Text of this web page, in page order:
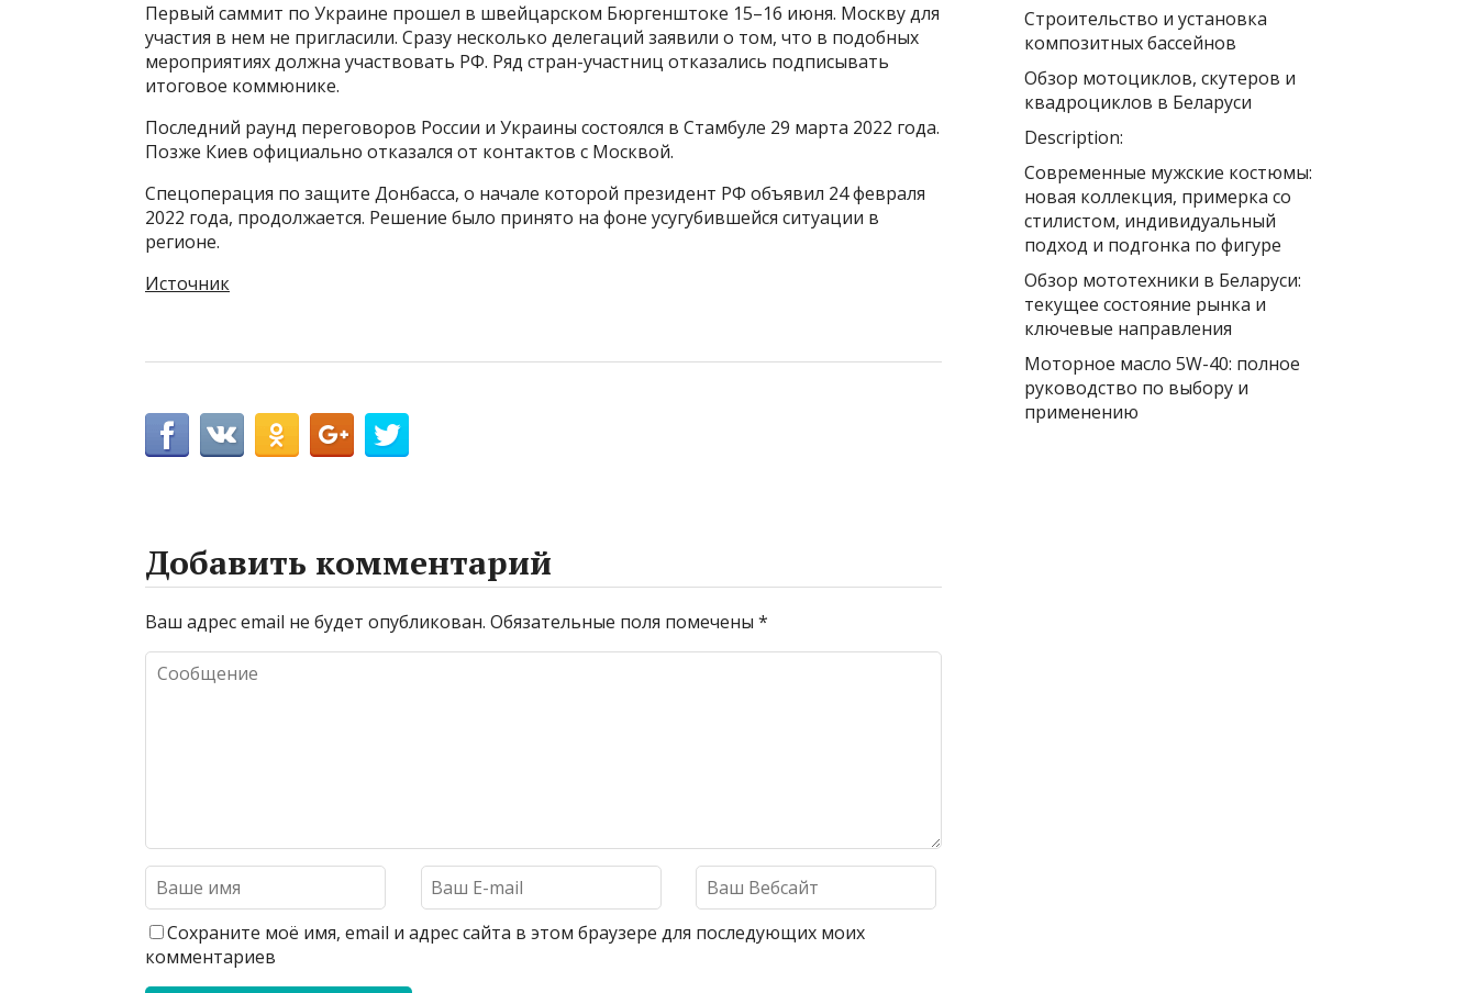
Первый саммит по Украине прошел в швейцарском Бюргенштоке 15–16 июня. Москву для
участия в нем не пригласили. Сразу несколько делегаций заявили о том, что в подобных
мероприятиях должна участвовать РФ. Ряд стран-участниц отказались подписывать
итоговое коммюнике.
Последний раунд переговоров России и Украины состоялся в Стамбуле 29 марта 2022 года.
Позже Киев официально отказался от контактов с Москвой.
Спецоперация по защите Донбасса, о начале которой президент РФ объявил 24 февраля
2022 года, продолжается. Решение было принято на фоне усугубившейся ситуации в
регионе.
Источник
Добавить комментарий
Ваш адрес email не будет опубликован. Обязательные поля помечены *
Сохраните моё имя, email и адрес сайта в этом браузере для последующих моих
комментариев
Строительство и установка
композитных бассейнов
Обзор мотоциклов, скутеров и
квадроциклов в Беларуси
Description:
Современные мужские костюмы:
новая коллекция, примерка со
стилистом, индивидуальный
подход и подгонка по фигуре
Обзор мототехники в Беларуси:
текущее состояние рынка и
ключевые направления
Моторное масло 5W-40: полное
руководство по выбору и
применению